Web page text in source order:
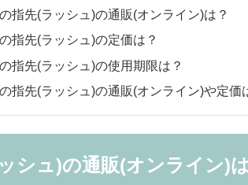
指先(ラッシュ)の通販(オンライン)は？
指先(ラッシュ)の定価は？
指先(ラッシュ)の使用期限は？
指先(ラッシュ)の通販(オンライン)や定価
シュ)の通販(オンライン)